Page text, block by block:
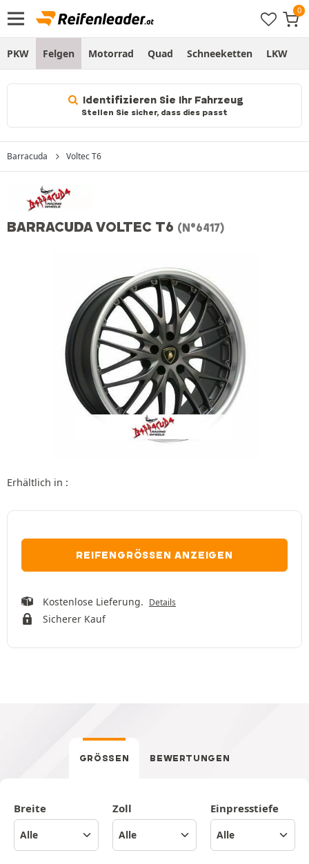
PKW Felgen Motorrad Quad Schneeketten LKW
Identifizieren Sie Ihr Fahrzeug
Stellen Sie sicher, dass dies passt
Barracuda Voltec T6
BARRACUDA VOLTEC T6 (N°6417)
Erhältlich in :
REIFENGRÖSSEN ANZEIGEN
Kostenlose Lieferung. Details
Sicherer Kauf
GRÖSSEN BEWERTUNGEN
Breite Zoll Einpresstiefe